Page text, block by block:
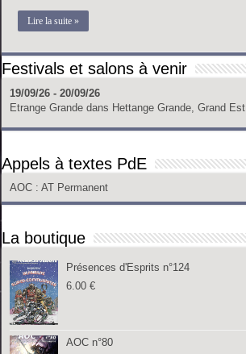
Lire la suite »
Festivals et salons à venir
19/09/26 - 20/09/26
Etrange Grande dans Hettange Grande, Grand Est
Appels à textes PdE
AOC : AT Permanent
La boutique
Présences d'Esprits n°124
6.00€
AOC n°80